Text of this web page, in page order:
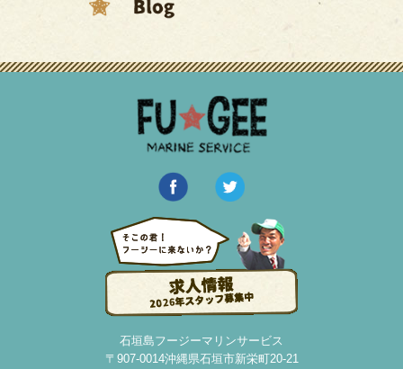
石垣島フージーマリンサービス
〒907-0014沖縄県石垣市新栄町20-21